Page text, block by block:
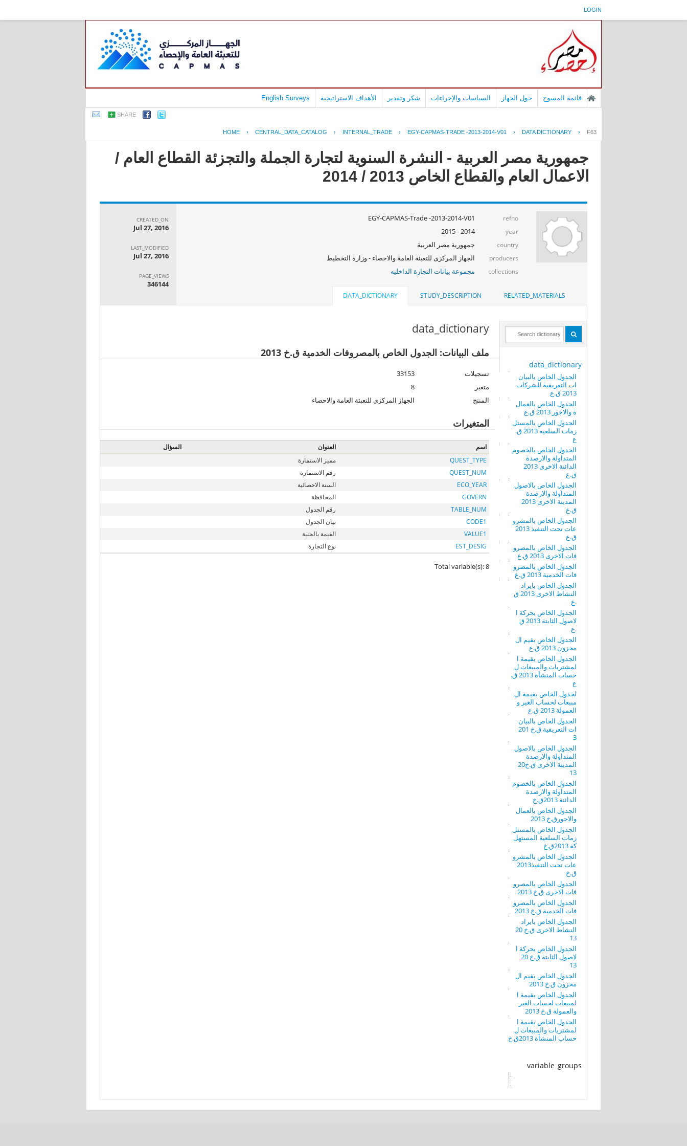
LOGIN
قائمة المسوح حول الجهاز السياسات والإجراءات شكر وتقدير الأهداف الاستراتيجية English Surveys
SHARE
HOME › CENTRAL_DATA_CATALOG › INTERNAL_TRADE › EGY-CAPMAS-TRADE -2013-2014-V01 › DATA DICTIONARY › F63
جمهورية مصر العربية - النشرة السنوية لتجارة الجملة والتجزئة القطاع العام /
الاعمال العام والقطاع الخاص 2013 / 2014
refno
EGY-CAPMAS-Trade -2013-2014-V01
year
2014 - 2015
country جمهورية مصر العربية
producers الجهاز المركزى للتعبئة العامة والاحصاء - وزارة التخطيط
collections مجموعة بيانات التجارة الداخليه
CREATED_ON
Jul 27, 2016
LAST_MODIFIED
Jul 27, 2016
PAGE_VIEWS
346144
RELATED_MATERIALS
STUDY_DESCRIPTION
DATA_DICTIONARY
data_dictionary
الجدول الخاص بالبيان
ات التعريفية للشركات
2013 ق.ع
الجدول الخاص بالعمال
ة والاجور 2013 ق.ع
الجدول الخاص بالمستل
زمات السلعية 2013 ق.
ع
الجدول الخاص بالخصوم
المتداولة والارصدة
الدائنة الاخرى 2013
ق.ع
الجدول الخاص بالاصول
المتداولة والارصدة
المدينة الاخرى 2013
ق.ع
الجدول الخاص بالمشرو
عات تحت التنفيذ 2013
ق.ع
الجدول الخاص بالمصرو
فات الاخرى 2013 ق.ع
الجدول الخاص بالمصرو
فات الخدمية 2013 ق.ع
الجدول الخاص بايراد
النشاط الاخرى 2013 ق
.ع
الجدول الخاص بحركة ا
لاصول الثابتة 2013 ق
.ع
الجدول الخاص بقيم ال
مخزون 2013 ق.ع
الجدول الخاص بقيمة ا
لمشتريات والمبيعات ل
حساب المنشأة 2013 ق.
ع
لجدول الخاص بقيمة ال
مبيعات لحساب الغير و
العمولة 2013 ق.ع
الجدول الخاص بالبيان
ات التعريفية ق.خ 201
3
الجدول الخاص بالاصول
المتداولة والارصدة
المدينة الاخرى ق.خ20
13
الجدول الخاص بالخصوم
المتداولة والارصدة
الدائنة 2013ق.خ
الجدول الخاص بالعمال
والاجورق.خ 2013
الجدول الخاص بالمستل
زمات السلعية المستهل
كة 2013ق.خ
الجدول الخاص بالمشرو
عات تحت التنفيذ2013
ق.خ
الجدول الخاص بالمصرو
فات الاخرى ق.خ 2013
الجدول الخاص بالمصرو
فات الخدمية ق.خ 2013
الجدول الخاص بايراد
النشاط الاخرى ق.خ 20
13
الجدول الخاص بحركة ا
لاصول الثابتة ق.خ 20
13
الجدول الخاص بقيم ال
مخزون ق.خ 2013
الجدول الخاص بقيمة ا
لمبيعات لحساب الغير
والعمولة ق.خ 2013
الجدول الخاص بقيمة ا
لمشتريات والمبيعات ل
حساب المنشأة 2013ق.خ
variable_groups
data_dictionary
ملف البيانات: الجدول الخاص بالمصروفات الخدمية ق.خ 2013
تسجيلات
33153
متغير
8
المنتج
الجهاز المركزي للتعبئة العامة والاحصاء
المتغيرات
اسم العنوان
السؤال
QUEST_TYPE
مميز الاستمارة
QUEST_NUM
رقم الاستمارة
ECO_YEAR
السنة الاحصائية
GOVERN
المحافظة
TABLE_NUM
رقم الجدول
CODE1
بيان الجدول
VALUE1
القيمة بالجنية
EST_DESIG
نوع التجارة
Total variable(s): 8